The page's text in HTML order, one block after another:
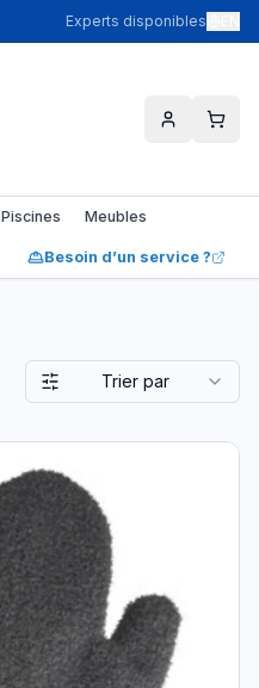
Experts disponibles
Piscines Meubles
Besoin d’un service ?
Trier par